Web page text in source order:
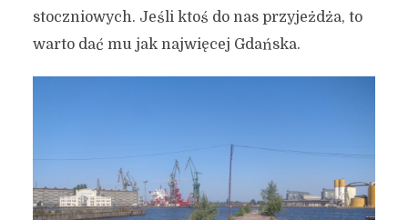
stoczniowych. Jeśli ktoś do nas przyjeżdża, to
warto dać mu jak najwięcej Gdańska.